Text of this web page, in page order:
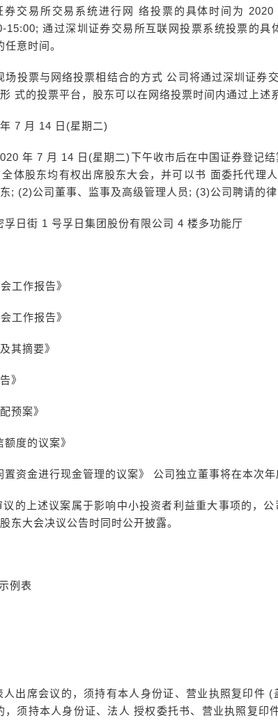
券交易所交易系统进行网 络投票的具体时间为
15:00; 通过深圳证券交易所互联网投票系统投票的具
意时间。
场投票与网络投票相结合的方式 公司将通过深圳证券
式的投票平台，股东可以在网络投票时间内通过上述
7 月 14 日(星期二)
年 7 月 14 日(星期二)下午收市后在中国证券登记
体股东均有权出席股东大会，并可以书 面委托代理
; (2)公司董事、监事及高级管理人员; (3)公司聘请的律
孚日街 1 号孚日集团股份有限公司 4 楼多功能厅
工作报告》
工作报告》
其摘要》
》
预案》
度的议案》
资金进行现金管理的议案》 公司独立董事将在本次年
的上述议案属于影响中小投资者利益重大事项的，
东大会决议公告时同时公开披露。
例表
出席会议的，须持有本人身份证、营业执照复印件 (
，须持本人身份证、法人 授权委托书、营业执照复印